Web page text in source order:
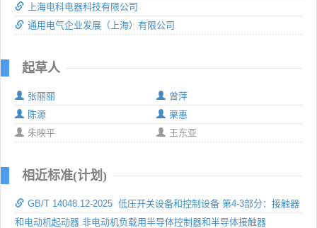
上海电科电器科技有限公司
通用电气企业发展（上海）有限公司
起草人
张丽丽
曾萍
陈源
栗惠
朱映平
王东亚
相近标准(计划)
GB/T 14048.12-2025 低压开关设备和控制设备 第4-3部分：接触器
和电动机起动器 非电动机负载用半导体控制器和半导体接触器